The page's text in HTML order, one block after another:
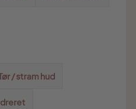
/ stram hud